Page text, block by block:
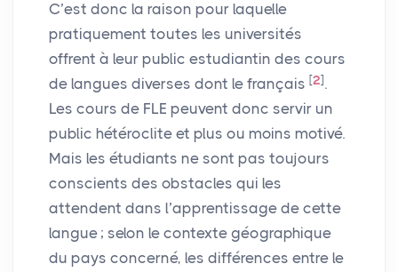
C’est donc la raison pour laquelle
pratiquement toutes les universités
offrent à leur public estudiantin des cours
de langues diverses dont le français [2] .
Les cours de FLE peuvent donc servir un
public hétéroclite et plus ou moins motivé.
Mais les étudiants ne sont pas toujours
conscients des obstacles qui les
attendent dans l’apprentissage de cette
langue ; selon le contexte géographique
du pays concerné, les différences entre le